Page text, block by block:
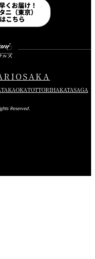
くお届け！
ニ（東京）
こちら
OSAKA
TAKAOKATOTTORIHAKATASAGA
Reserved.